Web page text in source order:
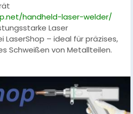
handheld-laser-welder/
Laser
LaserShop – ideal für präzises,
Schweißen von Metallteilen.
Werkstattarbeiten und
Ergonomisches Design,
höchste Präzision
Ergebnisse. Machen Sie Ihre
und zuverlässig.